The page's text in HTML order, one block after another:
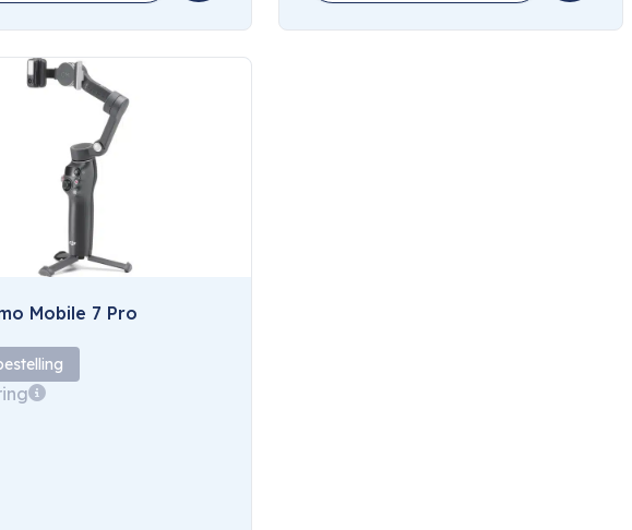
Mobile 7 Pro